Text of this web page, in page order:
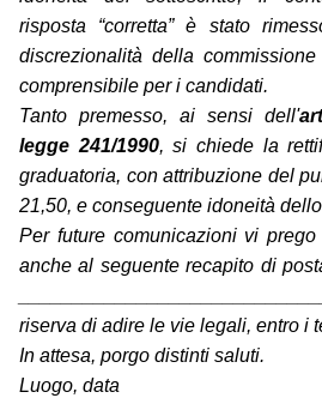
risposta “corretta” è stato
discrezionalità della
comprensibile per i candidati.
Tanto premesso, ai sensi dell'
legge 241/1990, si chiede la
graduatoria, con attribuzione del
21,50, e conseguente idoneità
Per future comunicazioni vi
anche al seguente recapito di
riserva di adire le vie legali, entro i
In attesa, porgo distinti saluti.
Luogo, data